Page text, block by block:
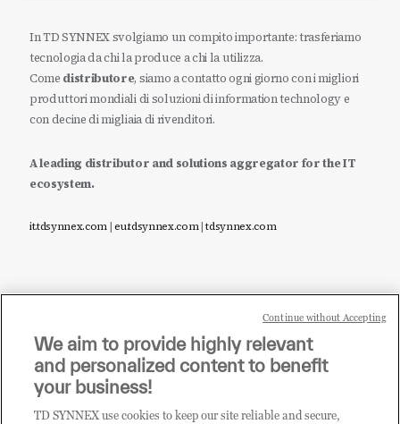
In TD SYNNEX svolgiamo un compito importante: trasferiamo
tecnologia da chi la produce a chi la utilizza.
Come distributore, siamo a contatto ogni giorno con i migliori
produttori mondiali di soluzioni di information technology e
con decine di migliaia di rivenditori.
A leading distributor and solutions aggregator for the IT
ecosystem.
it.tdsynnex.com|eu.tdsynnex.com|tdsynnex.com
Sei un rivenditore di tecnologia e desideri acquistare
i prodotti o le soluzioni trattate sul blog?
CLICCA QUI E DIVENTA
CLIENTE TD SYNNEX
We aim to provide highly relevant
and personalized content to benefit
your business!
TD SYNNEX use cookies to keep our site reliable and secure,
Continue without Accepting